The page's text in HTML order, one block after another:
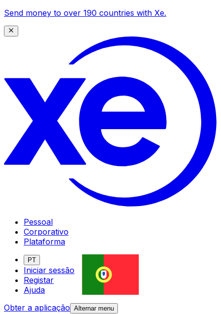
Send money to over 190 countries with Xe.
Pessoal
Corporativo
Plataforma
PT
Iniciar sessão
Registar
Ajuda
Obter a aplicação Alternar menu